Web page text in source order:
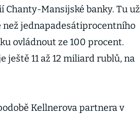
Mansijské banky. Tu už
jednapadesátiprocentního
ovládnout ze 100 procent.
ještě 11 až 12 miliard rublů, na
Kellnerova partnera v